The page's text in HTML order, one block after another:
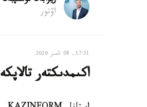
اۆتور
17:51, 08 تامىز 2026
اكىمدىكتەر